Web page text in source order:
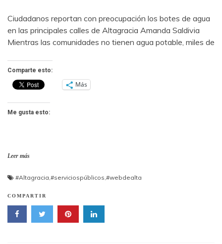
Ciudadanos reportan con preocupación los botes de agua
en las principales calles de Altagracia Amanda Saldivia
Mientras las comunidades no tienen agua potable, miles de
Comparte esto:
Más
Me gusta esto:
Leer más
#Altagracia #serviciospúblicos #webdealta
COMPARTIR